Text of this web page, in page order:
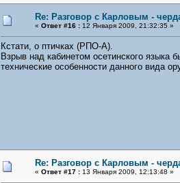
Re: Разговор с Карловым -
« Ответ #16 :12 Января 2009, 21:32:35 »
Кстати, о птичках (РПО-А).
Взрыв над кабинетом осетинского языка
технические особенности данного вида
Re: Разговор с Карловым -
« Ответ #17 :13 Января 2009, 12:13:48 »